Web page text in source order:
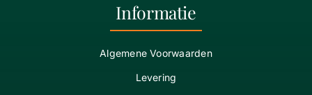
Informatie
Algemene Voorwaarden
Levering